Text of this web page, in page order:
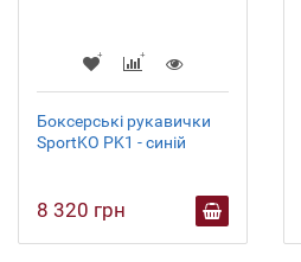
Боксерські рукавички
SportKO PK1 - синій
8 320 грн